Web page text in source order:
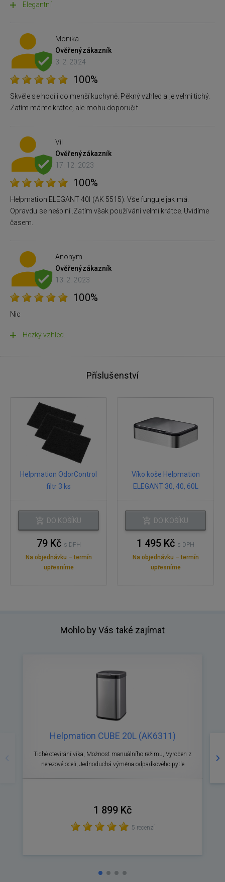
Elegantní
Monika
Ověřenýzákazník
3. 2. 2024
100%
Skvěle se hodí i do menší kuchyně. Pěkný vzhled a je velmi tichý.
Zatím máme krátce, ale mohu doporučit.
Vil
Ověřenýzákazník
17. 12. 2023
100%
Helpmation ELEGANT 40l (AK 5515). Vše funguje jak má.
Opravdu se nešpiní .Zatím však používání velmi krátce. Uvidíme
časem.
Anonym
Ověřenýzákazník
13. 2. 2023
100%
Nic
Hezký vzhled..
Příslušenství
Helpmation OdorControl
filtr 3 ks
DO KOŠÍKU
79 Kč s DPH
Na objednávku – termín
upřesníme
Víko koše Helpmation
ELEGANT 30, 40, 60L
DO KOŠÍKU
1 495 Kč s DPH
Na objednávku – termín
upřesníme
Mohlo by Vás také zajímat
Helpmation CUBE 20L (AK6311)
Tiché otevírání víka, Možnost manuálního režimu, Vyroben z
nerezové oceli, Jednoduchá výměna odpadkového pytle
1 899 Kč
5 recenzí